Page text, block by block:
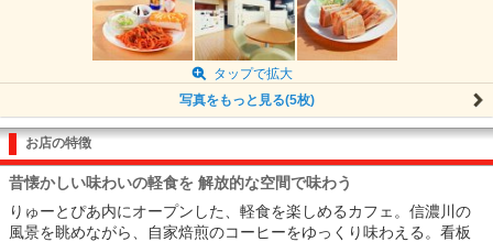
タップで拡大
写真をもっと見る(5枚)
お店の特徴
昔懐かしい味わいの軽食を 解放的な空間で味わう
りゅーとぴあ内にオープンした、軽食を楽しめるカフェ。信濃川の
風景を眺めながら、自家焙煎のコーヒーをゆっくり味わえる。看板